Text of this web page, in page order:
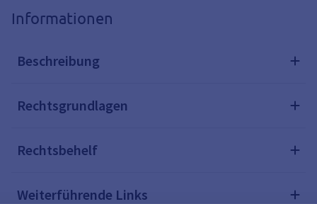
Informationen
Beschreibung
Rechtsgrundlagen
Rechtsbehelf
Weiterführende Links